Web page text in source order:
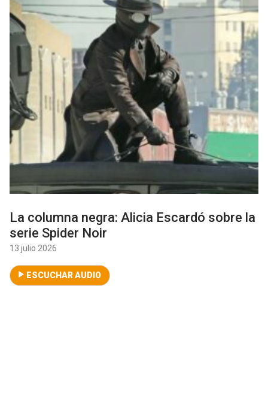
La columna negra: Alicia Escardó sobre la
serie Spider Noir
13 julio 2026
ESCUCHAR AUDIO